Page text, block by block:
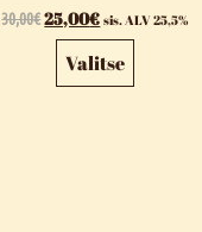
30,00€25,00€ sis. ALV 25,5%
Valitse